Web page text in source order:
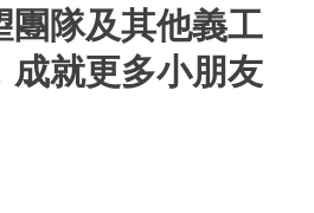
團隊及其他義工
成就更多小朋友